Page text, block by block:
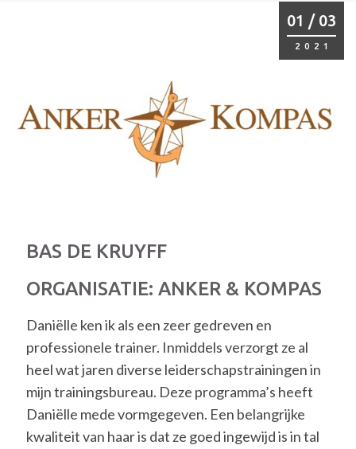
01 / 03
2021
BAS DE KRUYFF
ORGANISATIE: ANKER & KOMPAS
Daniëlle ken ik als een zeer gedreven en
professionele trainer. Inmiddels verzorgt ze al
heel wat jaren diverse leiderschapstrainingen in
mijn trainingsbureau. Deze programma’s heeft
Daniëlle mede vormgegeven. Een belangrijke
kwaliteit van haar is dat ze goed ingewijd is in tal